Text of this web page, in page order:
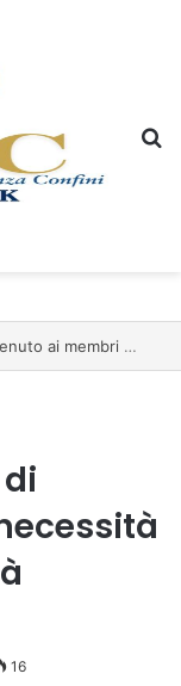
Il professor dottor Foad Aodi dà il benvenuto ai membri del Comitato per le Scienze delle Piramidi e le Scienze Archeologiche…
16